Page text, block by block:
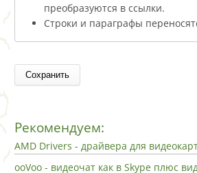
преобразуются в ссылки.
Строки и параграфы
Рекомендуем:
AMD Drivers - драйвера для
ooVoo - видеочат как в Skype плюс